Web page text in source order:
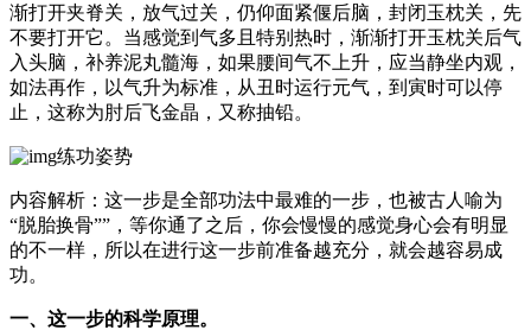
渐打开夹脊关，放气过关，仍仰面紧偃后脑，封闭玉枕关，先
不要打开它。当感觉到气多且特别热时，渐渐打开玉枕关后气
入头脑，补养泥丸髓海，如果腰间气不上升，应当静坐内观，
如法再作，以气升为标准，从丑时运行元气，到寅时可以停
止，这称为肘后飞金晶，又称抽铅。
练功姿势
内容解析：这一步是全部功法中最难的一步，也被古人喻为
“脱胎换骨””，等你通了之后，你会慢慢的感觉身心会有明显
的不一样，所以在进行这一步前准备越充分，就会越容易成
功。
一、这一步的科学原理。